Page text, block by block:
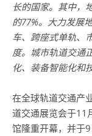
长的国家。其中，
的77%。大力发展
车、跨座式单轨、
度。城市轨道交通
化、装备智能化和
在全球轨道交通产
道交通展览会于11
馆隆重开幕，并于